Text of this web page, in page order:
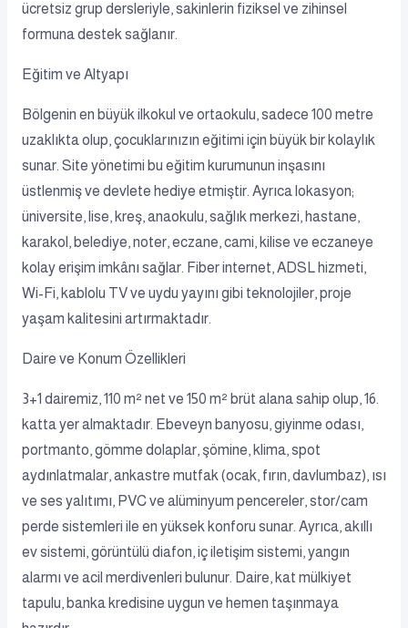
ücretsiz grup dersleriyle, sakinlerin fiziksel ve zihinsel
formuna destek sağlanır.
Eğitim ve Altyapı
Bölgenin en büyük ilkokul ve ortaokulu, sadece 100 metre
uzaklıkta olup, çocuklarınızın eğitimi için büyük bir kolaylık
sunar. Site yönetimi bu eğitim kurumunun inşasını
üstlenmiş ve devlete hediye etmiştir. Ayrıca lokasyon;
üniversite, lise, kreş, anaokulu, sağlık merkezi, hastane,
karakol, belediye, noter, eczane, cami, kilise ve eczaneye
kolay erişim imkânı sağlar. Fiber internet, ADSL hizmeti,
Wi-Fi, kablolu TV ve uydu yayını gibi teknolojiler, proje
yaşam kalitesini artırmaktadır.
Daire ve Konum Özellikleri
3+1 dairemiz, 110 m² net ve 150 m² brüt alana sahip olup, 16.
katta yer almaktadır. Ebeveyn banyosu, giyinme odası,
portmanto, gömme dolaplar, şömine, klima, spot
aydınlatmalar, ankastre mutfak (ocak, fırın, davlumbaz), ısı
ve ses yalıtımı, PVC ve alüminyum pencereler, stor/cam
perde sistemleri ile en yüksek konforu sunar. Ayrıca, akıllı
ev sistemi, görüntülü diafon, iç iletişim sistemi, yangın
alarmı ve acil merdivenleri bulunur. Daire, kat mülkiyet
tapulu, banka kredisine uygun ve hemen taşınmaya